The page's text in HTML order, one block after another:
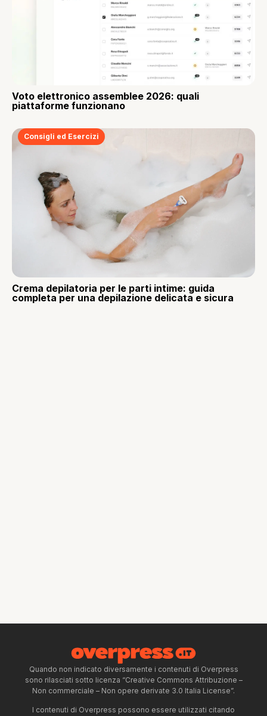
Voto elettronico assemblee 2026: quali
piattaforme funzionano
Consigli ed Esercizi
Crema depilatoria per le parti intime: guida
completa per una depilazione delicata e sicura
Quando non indicato diversamente i contenuti di Overpress
sono rilasciati sotto licenza “Creative Commons Attribuzione –
Non commerciale – Non opere derivate 3.0 Italia License”.
I contenuti di Overpress possono essere utilizzati citando